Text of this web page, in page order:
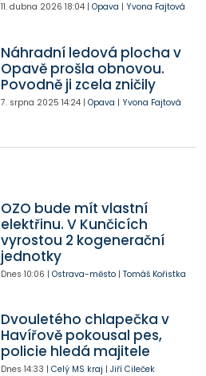
11. dubna 2026 18:04| Opava | Yvona Fajtová
Náhradní ledová plocha v
Opavě prošla obnovou.
Povodně ji zcela zničily
7. srpna 2025 14:24| Opava | Yvona Fajtová
OZO bude mít vlastní
elektřinu. V Kunčicích
vyrostou 2 kogenerační
jednotky
Dnes 10:06 | Ostrava-město| Tomáš Kořistka
Dvouletého chlapečka v
Havířově pokousal pes,
policie hledá majitele
Dnes 14:33 | Celý MS kraj | Jiří Cileček